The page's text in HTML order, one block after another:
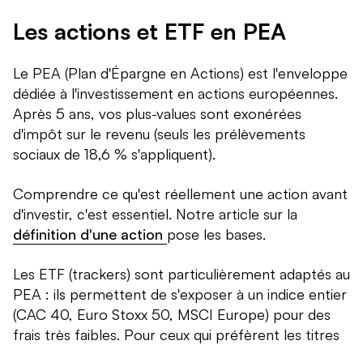
Les actions et ETF en PEA
Le PEA (Plan d'Épargne en Actions) est l'enveloppe
dédiée à l'investissement en actions européennes.
Après 5 ans, vos plus-values sont exonérées
d'impôt sur le revenu (seuls les prélèvements
sociaux de 18,6 % s'appliquent).
Comprendre ce qu'est réellement une action avant
d'investir, c'est essentiel. Notre article sur la
définition d'une action pose les bases.
Les ETF (trackers) sont particulièrement adaptés au
PEA : ils permettent de s'exposer à un indice entier
(CAC 40, Euro Stoxx 50, MSCI Europe) pour des
frais très faibles. Pour ceux qui préfèrent les titres